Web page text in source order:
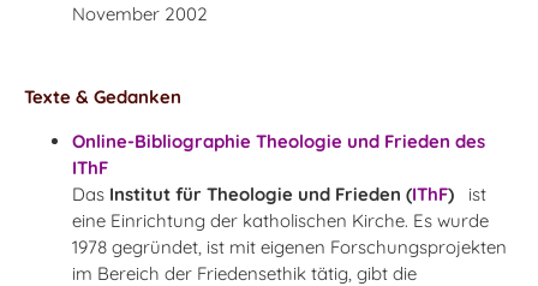
November 2002
Texte & Gedanken
Online-Bibliographie Theologie und Frieden des
IThF
Das Institut für Theologie und Frieden (IThF)
ist
eine Einrichtung der katholischen Kirche. Es wurde
1978 gegründet, ist mit eigenen Forschungsprojekten
im Bereich der Friedensethik tätig, gibt die